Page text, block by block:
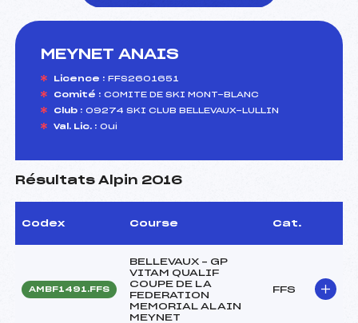
MEYNET ANAIS
Licence : FFS2601651
Comité : COMITE DE SKI MONT-BLANC
Club : 09274 SKI CLUB BELLEVAUX-LULLIN
Val. Lic. : Oui
Résultats Alpin 2016
Codex Course Cat.
AMBF1491.FFS
BELLEVAUX – GP
VITAM QUALIF
COUPE DE LA
FEDERATION
MEMORIAL ALAIN
MEYNET
FFS